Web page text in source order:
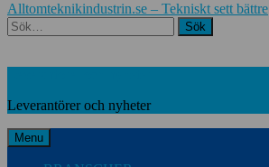
Alltomteknikindustrin.se – Tekniskt sett bättre
Search
Leverantörer och nyheter
Menu